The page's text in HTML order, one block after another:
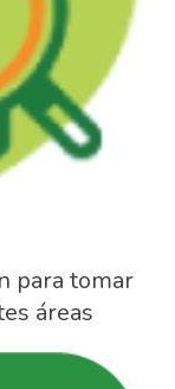
para tomar
áreas